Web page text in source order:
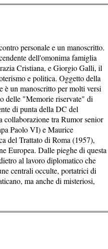
personale e un manoscritto.
dell'omonima famiglia
Cristiana, e Giorgio Galli, il
e politica. Oggetto della
è un manoscritto per molti versi
delle "Memorie riservate" di
di punta della DC del
tra Rumor senior
Paolo VI) e Maurice
del Trattato di Roma (1957),
Europea. Dalle pieghe di questa
al lavoro diplomatico che
centrali occulte, portatrici di
ma anche di misteriosi,